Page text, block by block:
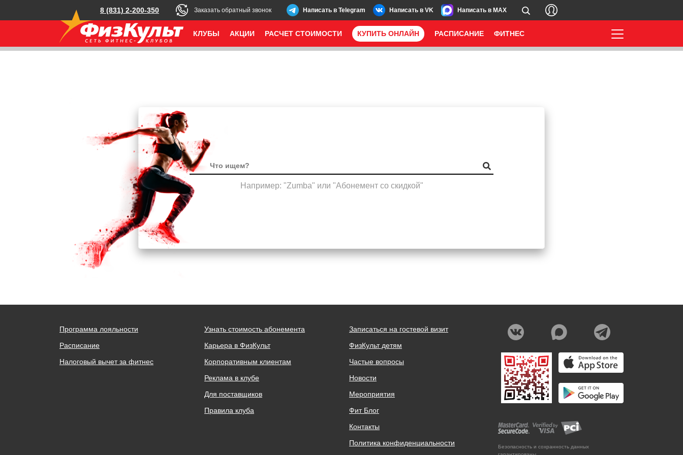
8 (831) 2-200-350 Заказать обратный звонок Написать в Telegram Написать в VK Написать в MAX
КЛУБЫ АКЦИИ РАСЧЕТ СТОИМОСТИ КУПИТЬ ОНЛАЙН РАСПИСАНИЕ ФИТНЕС
Например: "Zumba" или "Абонемент со скидкой"
Программа лояльности
Расписание
Налоговый вычет за фитнес
Узнать стоимость абонемента
Карьера в ФизКульт
Корпоративным клиентам
Реклама в клубе
Для поставщиков
Правила клуба
Записаться на гостевой визит
ФизКульт детям
Частые вопросы
Новости
Мероприятия
Фит Блог
Контакты
Политика конфиденциальности
Безопасность и сохранность данных